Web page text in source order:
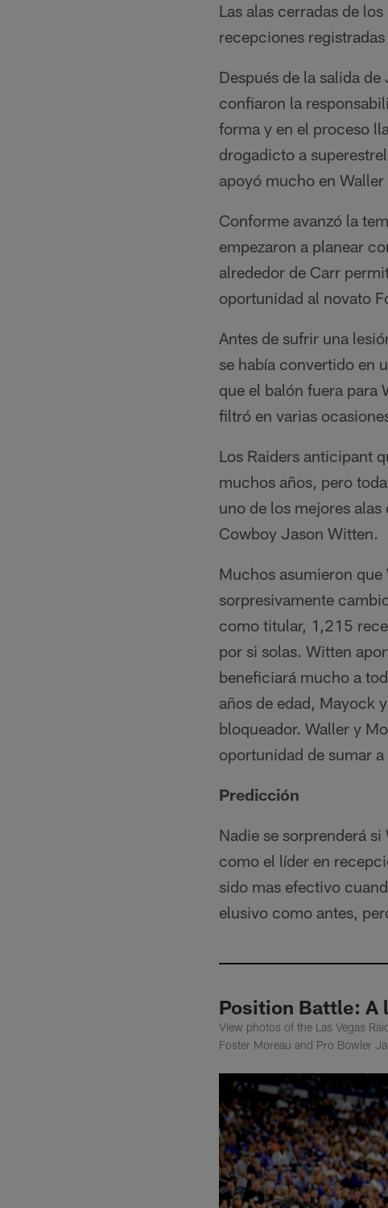
Las alas cerradas de
recepciones
Después de la salida
confiaron la
forma y en el proceso
drogadicto a
apoyó mucho en
Conforme avanzó la
empezaron a planear
alrededor de Carr
oportunidad al novato
Antes de sufrir una
se había convertido en
que el balón fuera para
filtró en varias
Los Raiders anticipant
muchos años, pero
uno de los mejores
Cowboy Jason Witten.
Muchos asumieron
sorpresivamente
como titular, 1,215
por si solas. Witten
beneficiará mucho a
años de edad, Mayock
bloqueador. Waller y
oportunidad de sumar
Predicción
Nadie se sorprenderá
como el líder en
sido mas efectivo
elusivo como antes,
Position Battle: A
View photos of the Las Vegas
Foster Moreau and Pro Bowler